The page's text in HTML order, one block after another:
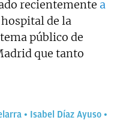
recientemente a
de la
público de
que tanto
Isabel Díaz Ayuso